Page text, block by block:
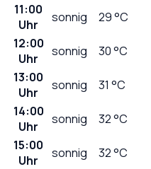
11:00
Uhr
sonnig 29°C
12:00
Uhr
sonnig 30°C
13:00
Uhr
sonnig 31 °C
14:00
Uhr
sonnig 32°C
15:00
Uhr
sonnig 32°C